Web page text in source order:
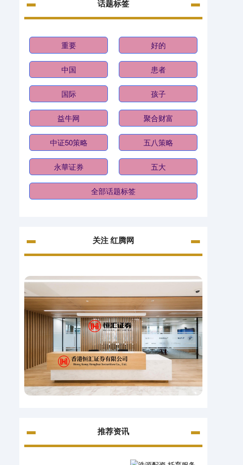
话题标签
重要 好的
中国 患者
国际 孩子
益牛网 聚合财富
中证50策略 五八策略
永華证券 五大
全部话题标签
关注 红腾网
推荐资讯